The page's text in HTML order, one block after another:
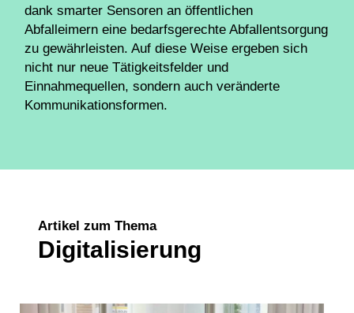
dank smarter Sensoren an öffentlichen
Abfalleimern eine bedarfsgerechte Abfallentsorgung
zu gewährleisten. Auf diese Weise ergeben sich
nicht nur neue Tätigkeitsfelder und
Einnahmequellen, sondern auch veränderte
Kommunikationsformen.
Artikel zum Thema
Digitalisierung